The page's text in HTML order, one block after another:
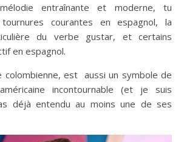
entraînante et moderne, tu
courantes en espagnol, la
du verbe gustar, et certains
en espagnol.
colombienne, est aussi un symbole de
incontournable (et je suis
déjà entendu au moins une de ses